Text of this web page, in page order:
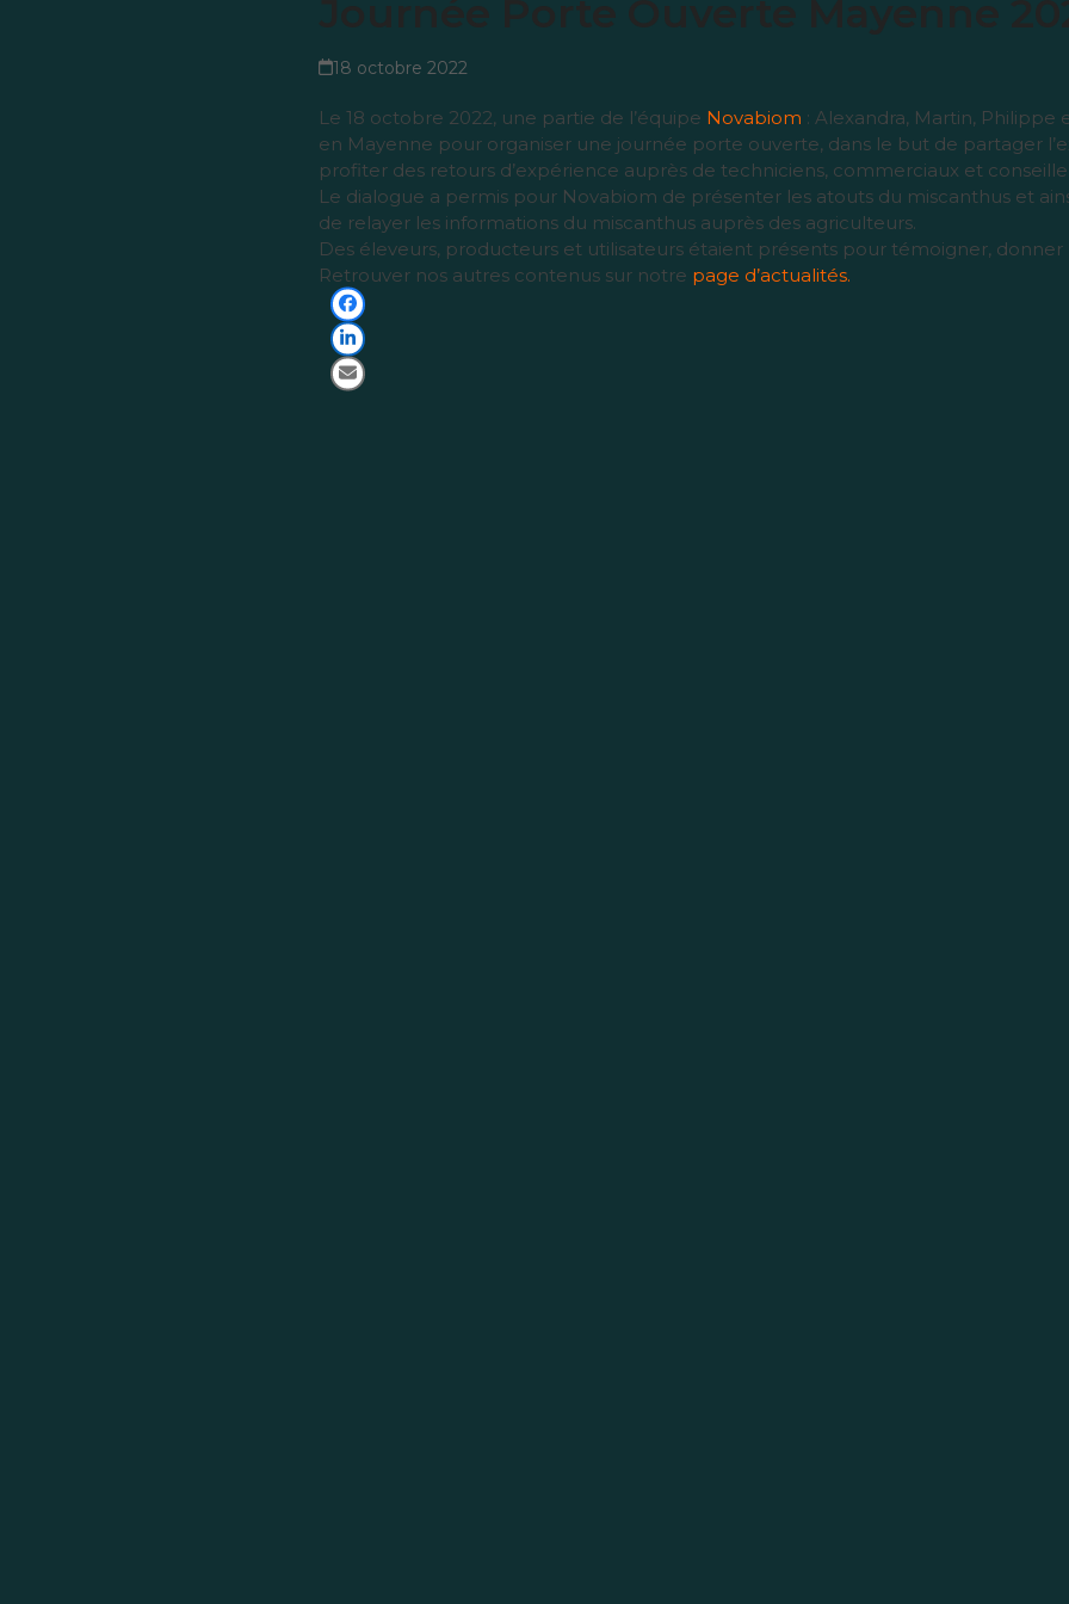
18 octobre 2022
Le 18 octobre 2022, une partie de l’équipe Novabiom : Alexandra, Martin,
en Mayenne pour organiser une journée porte ouverte, dans le but de partager
profiter des retours d’expérience auprès de techniciens, commerciaux et
Le dialogue a permis pour Novabiom de présenter les atouts du miscanthus et
de relayer les informations du miscanthus auprès des agriculteurs.
Des éleveurs, producteurs et utilisateurs étaient présents pour témoigner, donner
Retrouver nos autres contenus sur notre page d’actualités.